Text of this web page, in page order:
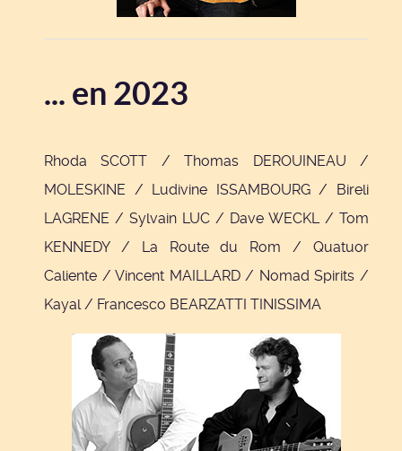
... en 2023
Rhoda SCOTT / Thomas DEROUINEAU /
MOLESKINE / Ludivine ISSAMBOURG / Bireli
LAGRENE / Sylvain LUC / Dave WECKL / Tom
KENNEDY / La Route du Rom / Quatuor
Caliente / Vincent MAILLARD / Nomad Spirits /
Kayal / Francesco BEARZATTI TINISSIMA